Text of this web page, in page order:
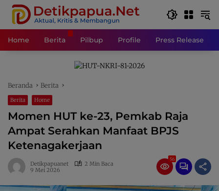
Langsung
konten
Home
Berita Pilbup Profile Press Release
Beranda Berita
Berita Home
Momen HUT ke-23, Pemkab Raja
Ampat Serahkan Manfaat BPJS
Ketenagakerjaan
Detikpapuanet
2 Min Baca
9 Mei 2026
56